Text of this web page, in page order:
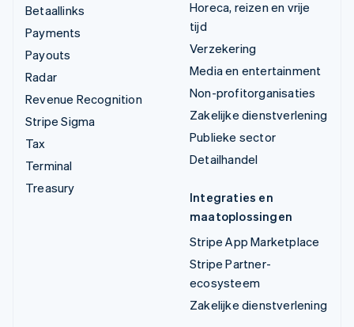
Betaallinks
Payments
Payouts
Radar
Revenue Recognition
Stripe Sigma
Tax
Terminal
Treasury
Horeca, reizen en vrije
tijd
Verzekering
Media en entertainment
Non-profitorganisaties
Zakelijke dienstverlening
Publieke sector
Detailhandel
Integraties en
maatoplossingen
Stripe App Marketplace
Stripe Partner-
ecosysteem
Zakelijke dienstverlening